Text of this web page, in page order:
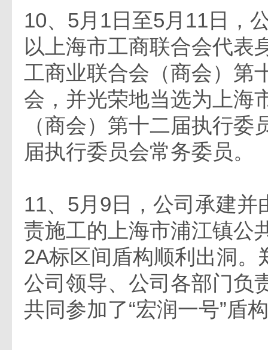
10、5月1日至5月11日，
以上海市工商联合会代表
工商业联合会（商会）第
会，并光荣地当选为上海
（商会）第十二届执行委
届执行委员会常务委员。
11、5月9日，公司承建并
责施工的上海市浦江镇公
2A标区间盾构顺利出洞。
公司领导、公司各部门负
共同参加了“宏润一号”盾